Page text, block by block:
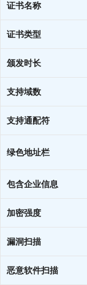
证书名称
证书类型
颁发时长
支持域数
支持通配符
绿色地址栏
包含企业信息
加密强度
漏洞扫描
恶意软件扫描